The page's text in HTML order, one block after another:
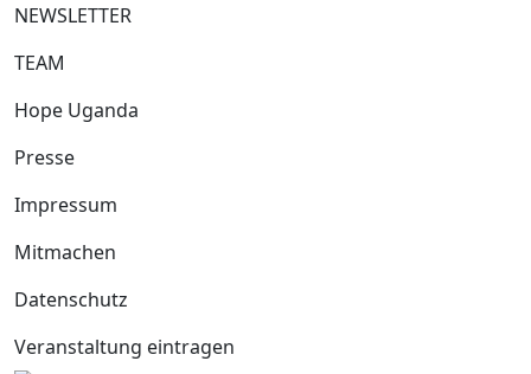
NEWSLETTER
TEAM
Hope Uganda
Presse
Impressum
Mitmachen
Datenschutz
Veranstaltung eintragen